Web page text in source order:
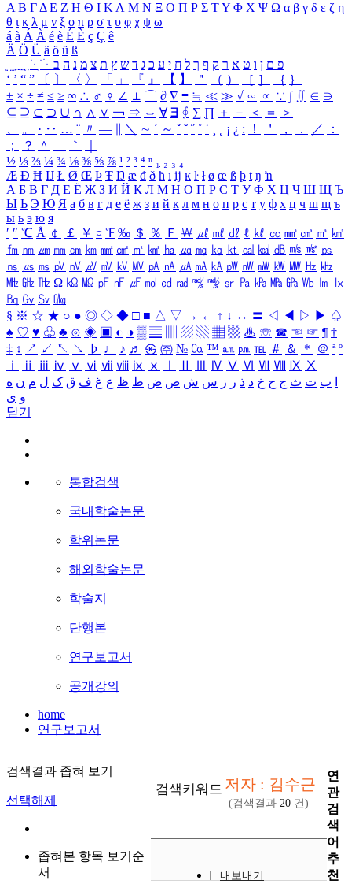
Α Β ΓΔ Ε Ζ Η Θ Ι ΚΛ Μ Ν Ξ Ο Π Ρ Σ ΤΥ Φ Χ Ψ Ω α β γ δ ε ζ η
θ ι κ λ μ ν ξ ο π ρ σ τ υ φ χ ψ ω
á à Á À é è É È ç Ç ê
Ä Ö Ü ä ö ü ß
ִֶֹ ֻּ ׁׂ פ ם ן ו ט א ר ק ף ך ל ח י ע כ ג ד ש ץ ת צ מ נ ה ב
‘ ’ “ ” 〔 〕 〈 〉 「 」 『 』 【 】 ＂ （ ） ［ ］ ｛ ｝
± × ÷ ≠ ≤ ≥ ∞ ∴ ♂ ♀ ∠ ⊥ ⌒ ∂ ∇ ≡ ≒ ≪ ≫ √ ∽ ∝ ∵ ∫ ∬ ∈ ∋
⊆ ⊇ ⊂ ⊃ ∪ ∩ ∧ ∨ ￢ ⇒ ⇔ ∀ ∃ ∮ ∑ ∏ ＋ － ＜ ＝
＞
、
。 · ‥ … ¨ 〃 ― ＼ ∼ ´ ～ ˇ ˘ ˝ ˚ ˙ ¸ ¡ ¿ ː ！ ＇ ， ． ／
：
；
？ ＾ ｀
½ ⅓ ⅔ ¼ ¾ ⅛ ⅜ ⅝ ⅞ ¹ ² ³ ⁴ ⁿ ₁ ₂ ₃ ₄
Æ Ð Ħ Ĳ Ł Ø Œ Þ Ŧ Ŋ æ đ ð ħ ı ĳ ĸ ŀ ł ø œ ß þ ŧ ŋ ŉ
А Б В Г Д Е Ё Ж З И Й К Л М Н О П Р С Т У Ф Х Ц Ч Ш Щ Ъ
Ы Ь Э Ю Я а б в г д е ё ж з и й к л м н о п р с т у ф х ц ч ш щ ъ
ы ь э ю я
′ ″ ℃ Å ￠ ￡ ￥ ¤ ℉ ‰ ＄ ％ Ｆ ￦ ㎕ ㎖ ㎗ ℓ ㎘ ㏄ ㎣ ㎤ ㎥ ㎦
㎙ ㎚ ㎛ ㎜ ㎝ ㎞ ㎟ ㎠ ㎡ ㎢ ㏊ ㎍ ㎎ ㎏ ㏏ ㎈ ㎉ ㏈ ㎧ ㎨ ㎰
㎱ ㎲ ㎳ ㎴ ㎵ ㎶ ㎷ ㎸ ㎹ ㎀ ㎁ ㎂ ㎃ ㎄ ㎺ ㎻ ㎽ ㎾ ㎿ ㎐ ㎑
㎒ ㎓ ㎔ Ω ㏀ ㏁ ㎊ ㎋ ㎌ ㏖ ㏅ ㎭ ㎮ ㎯ ㏛ ㎩ ㎪ ㎫ ㎬ ㏝ ㏐
㏓
㏃ ㏉ ㏜ ㏆
§ ※ ☆ ★ ○ ● ◎ ◇ ◆ □ ■ △ ▽ → ← ↑ ↓ ↔ 〓 ◁ ◀ ▷ ▶ ♤
♠ ♡ ♥ ♧ ♣ ⊙ ◈ ▣ ◐ ◑ ▒ ▤ ▨ ▧ ▦ ▩ ♨ ☏ ☎ ☜ ☞ ¶ †
‡ ↕ ↗ ↙ ↖ ↘ ♭ ♩ ♪ ♬ ㉿ ㈜ № ㏇ ™ ㏂ ㏘ ℡ ＃ ＆ ＊ ＠ ª º
ⅰ
ⅱ ⅲ ⅳ ⅴ ⅵ ⅶ ⅷ ⅸ ⅹ Ⅳ Ⅴ Ⅵ Ⅶ Ⅷ Ⅸ Ⅹ
ب ت ث ج ح خ د ذ ر ز س ش ص ض ط ظ ع غ ف ق ک ل م ن ه
و ی
닫기
통합검색
국내학술논문
학위논문
해외학술논문
학술지
단행본
연구보고서
공개강의
home
연구보고서
검색결과 좁혀 보기
선택해제
좁혀본 항목 보기순
서
검색키워드 저자 : 김수근
(검색결과 20 건)
내보내기
연
관
검
색
어
추
천